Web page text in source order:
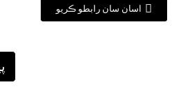
اسان سان رابطو ڪريو